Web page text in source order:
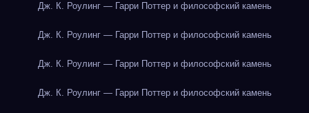
Дж. К. Роулинг — Гарри Поттер и философский камень
Дж. К. Роулинг — Гарри Поттер и философский камень
Дж. К. Роулинг — Гарри Поттер и философский камень
Дж. К. Роулинг — Гарри Поттер и философский камень